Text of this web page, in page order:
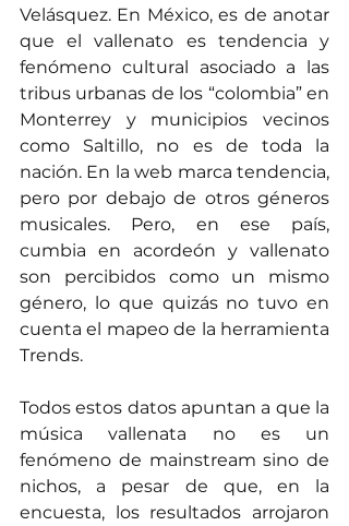
Velásquez. En México, es de anotar
que el vallenato es tendencia y
fenómeno cultural asociado a las
tribus urbanas de los “colombia” en
Monterrey y municipios vecinos
como Saltillo, no es de toda la
nación. En la web marca tendencia,
pero por debajo de otros géneros
musicales. Pero, en ese país,
cumbia en acordeón y vallenato
son percibidos como un mismo
género, lo que quizás no tuvo en
cuenta el mapeo de la herramienta
Trends.
Todos estos datos apuntan a que la
música vallenata no es un
fenómeno de mainstream sino de
nichos, a pesar de que, en la
encuesta, los resultados arrojaron